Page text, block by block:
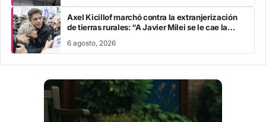
Axel Kicillof marchó contra la extranjerización
de tierras rurales: “A Javier Milei se le cae la
6 agosto, 2026